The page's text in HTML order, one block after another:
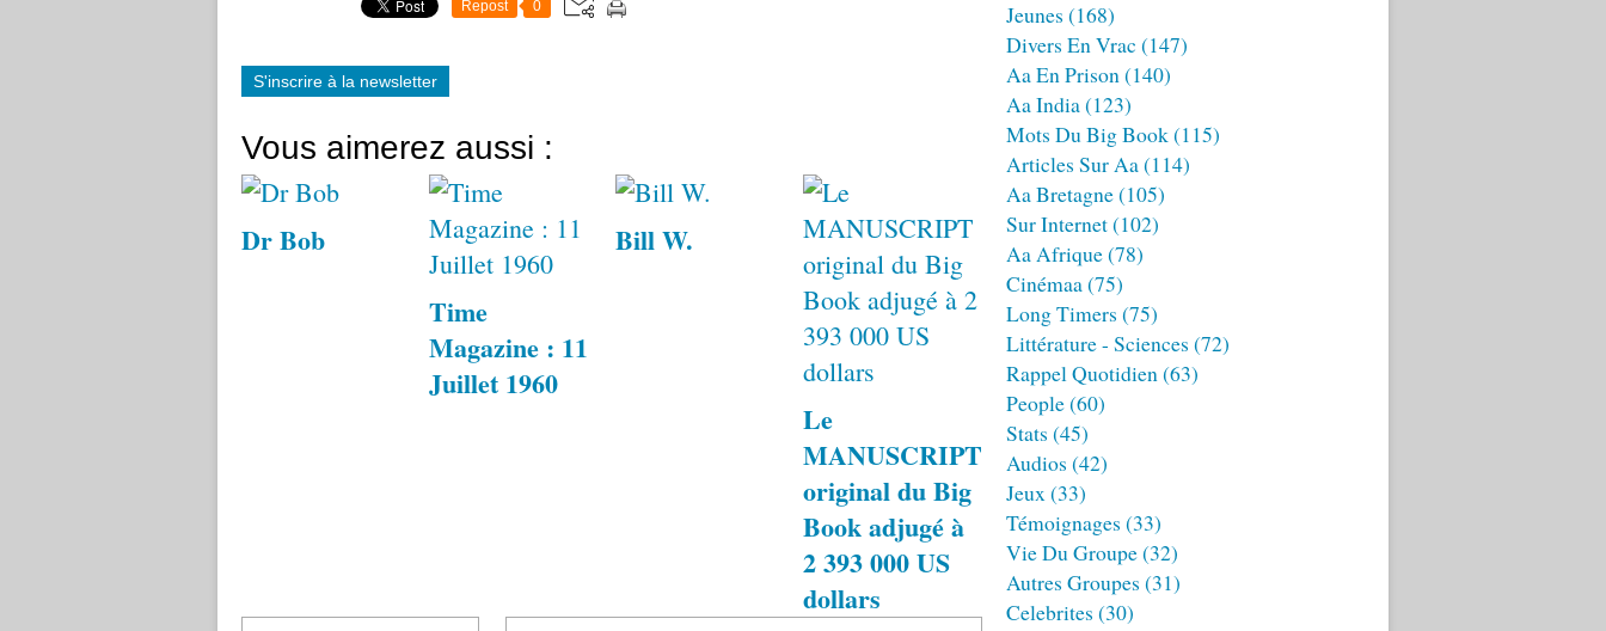
Repost 0
S'inscrire à la newsletter
Vous aimerez aussi :
Dr Bob
Time
Magazine : 11
Juillet 1960
Bill W.
Le
MANUSCRIPT
original du Big
Book adjugé à
2 393 000 US
dollars
Jeunes (168)
Divers En Vrac (147)
Aa En Prison(140)
Aa India(123)
Mots Du Big Book(115)
Articles Sur Aa(114)
Aa Bretagne(105)
Sur Internet(102)
Aa Afrique(78)
Cinémaa(75)
Long Timers (75)
Littérature - Sciences (72)
Rappel Quotidien(63)
People(60)
Stats (45)
Audios (42)
Jeux(33)
Témoignages (33)
Vie Du Groupe(32)
Autres Groupes (31)
Celebrites (30)